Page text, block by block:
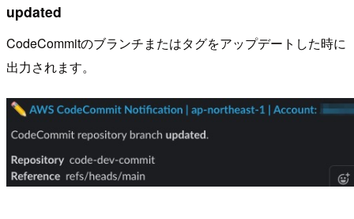
updated
CodeCommitのブランチまたはタグをアップデートした時に
出力されます。